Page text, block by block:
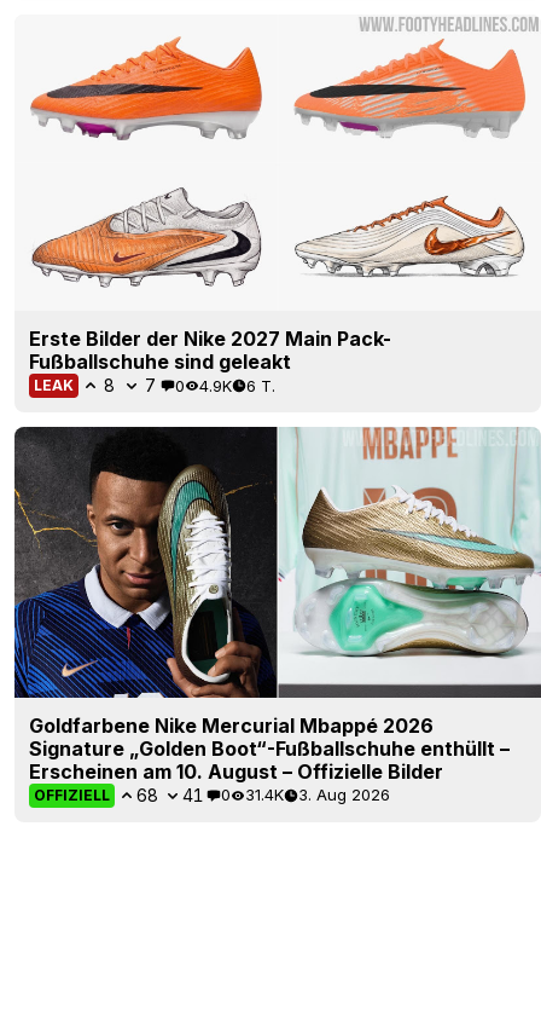
Erste Bilder der Nike 2027 Main Pack-
Fußballschuhe sind geleakt
LEAK 8 7 0 4.9K 6 T.
Goldfarbene Nike Mercurial Mbappé 2026
Signature „Golden Boot“-Fußballschuhe enthüllt –
Erscheinen am 10. August – Offizielle Bilder
OFFIZIELL 68 41 0 31.4K 3. Aug 2026